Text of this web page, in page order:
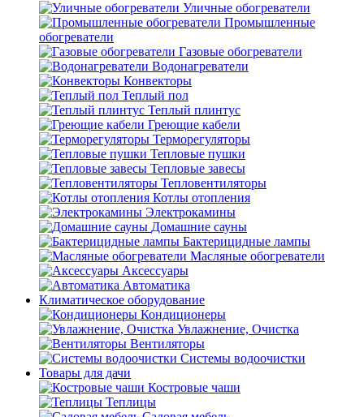
Уличные обогреватели
Промышленные
обогреватели
Газовые обогреватели
Водонагреватели
Конвекторы
Теплый пол
Теплый плинтус
Греющие кабели
Терморегуляторы
Тепловые пушки
Тепловые завесы
Тепловентиляторы
Котлы отопления
Электрокамины
Домашние сауны
Бактерицидные лампы
Масляные обогреватели
Аксессуары
Автоматика
Климатическое оборудование
Кондиционеры
Увлажнение, Очистка
Вентиляторы
Системы водоочистки
Товары для дачи
Костровые чаши
Теплицы